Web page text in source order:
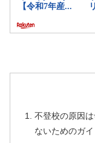
不登校の原因
ないためのガイ